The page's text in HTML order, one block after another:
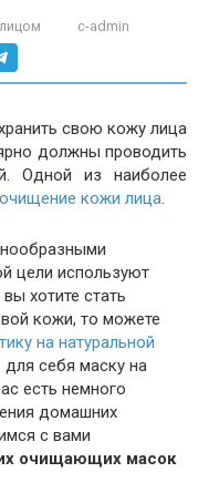
c-admin
свою кожу лица
должны проводить
Одной из наиболее
очищение кожи лица.
цели используют
хотите стать
кожи, то можете
на натуральной
себя маску на
есть немного
домашних
с вами
очищающих масок